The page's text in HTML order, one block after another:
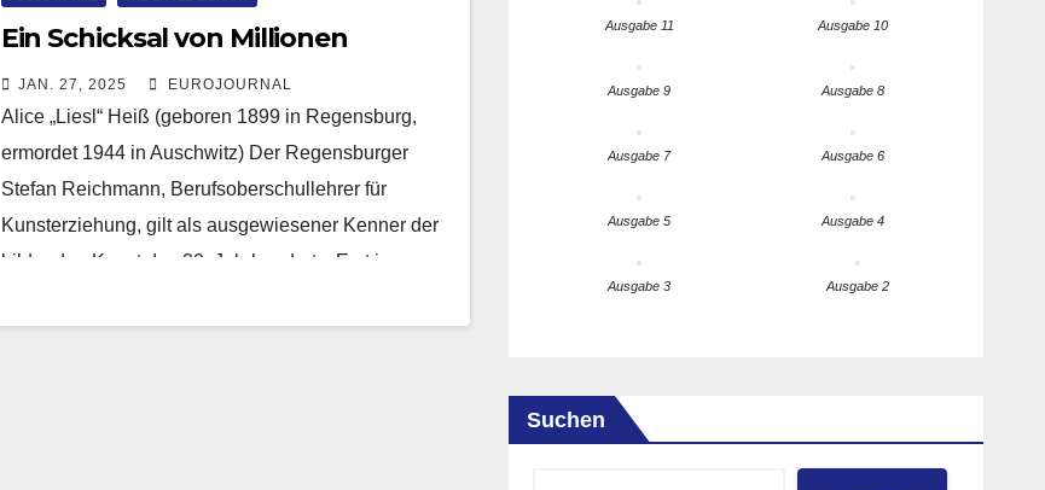
Ein Schicksal von Millionen
JAN. 27, 2025 EUROJOURNAL
Alice „Liesl“ Heiß (geboren 1899 in Regensburg,
ermordet 1944 in Auschwitz) Der Regensburger
Stefan Reichmann, Berufsoberschullehrer für
Kunsterziehung, gilt als ausgewiesener Kenner der
bildenden Kunst des 20. Jahrhunderts. Erst im…
Ausgabe 11 Ausgabe 10
Ausgabe 9 Ausgabe 8
Ausgabe 7 Ausgabe 6
Ausgabe 5 Ausgabe 4
Ausgabe 3 Ausgabe 2
Suchen